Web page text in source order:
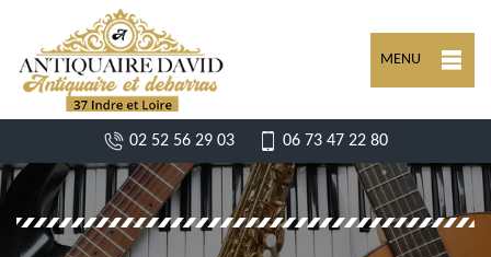
MENU
02 52 56 29 03 06 73 47 22 80